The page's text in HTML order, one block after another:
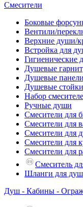
Смесители
Боковые
Вентили/
Верхние души/
Встройка для
Гигиенические
Душевые
Душевые панели
Душевые
Набор
Ручные души
Смесители для
Смесители для
Смесители для
Смесители для
Смесители для
Смеситель
Шланги для
Душ - Кабины -